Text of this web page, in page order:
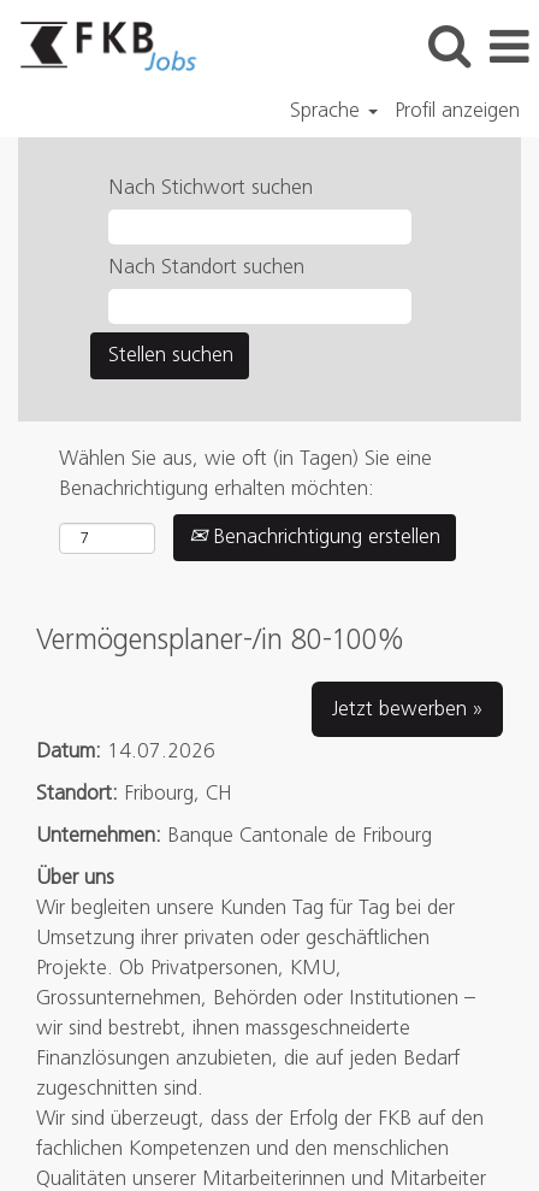
Sprache Profil anzeigen
Nach Stichwort suchen
Nach Standort suchen
Wählen Sie aus, wie oft (in Tagen) Sie eine
Benachrichtigung erhalten möchten:
Benachrichtigung erstellen
Vermögensplaner-/in 80-100%
Jetzt bewerben »
Datum: 14.07.2026
Standort: Fribourg, CH
Unternehmen: Banque Cantonale de Fribourg
Über uns
Wir begleiten unsere Kunden Tag für Tag bei der
Umsetzung ihrer privaten oder geschäftlichen
Projekte. Ob Privatpersonen, KMU,
Grossunternehmen, Behörden oder Institutionen –
wir sind bestrebt, ihnen massgeschneiderte
Finanzlösungen anzubieten, die auf jeden Bedarf
zugeschnitten sind.
Wir sind überzeugt, dass der Erfolg der FKB auf den
fachlichen Kompetenzen und den menschlichen
Qualitäten unserer Mitarbeiterinnen und Mitarbeiter